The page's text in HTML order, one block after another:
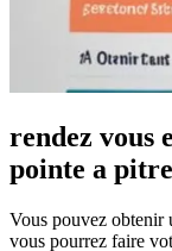
rendez vous
pointe a pitre
Vous pouvez obtenir
vous pourrez faire